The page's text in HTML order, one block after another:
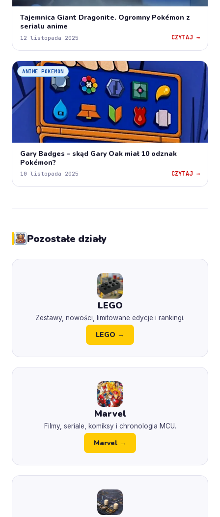
Tajemnica Giant Dragonite. Ogromny Pokémon z
serialu anime
12 listopada 2025 CZYTAJ →
ANIME POKEMON
Gary Badges – skąd Gary Oak miał 10 odznak
Pokémon?
10 listopada 2025 CZYTAJ →
Pozostałe działy
LEGO
Zestawy, nowości, limitowane edycje i rankingi.
LEGO →
Marvel
Filmy, seriale, komiksy i chronologia MCU.
Marvel →